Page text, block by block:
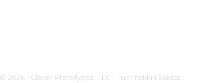
© 2026 - Clever Prototypes, LLC - Tüm hakları Saklıdır.